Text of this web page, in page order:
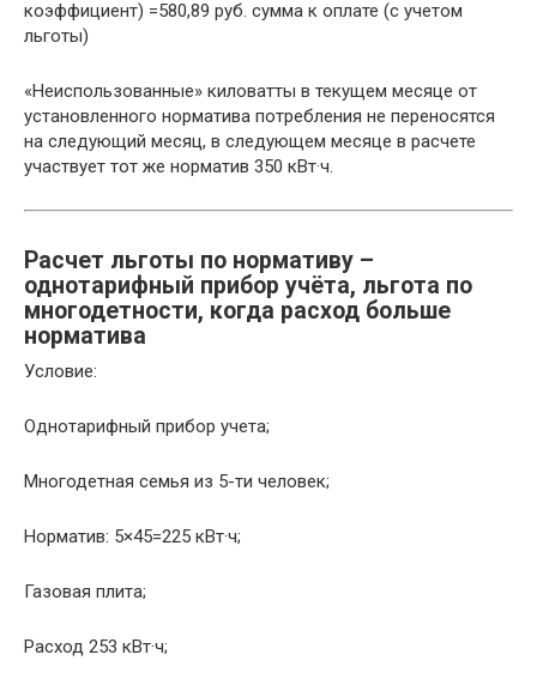
коэффициент) =580,89 руб. сумма к оплате (с учетом
льготы)
«Неиспользованные» киловатты в текущем месяце от
установленного норматива потребления не переносятся
на следующий месяц, в следующем месяце в расчете
участвует тот же норматив 350 кВт·ч.
Расчет льготы по нормативу –
однотарифный прибор учёта, льгота по
многодетности, когда расход больше
норматива
Условие:
Однотарифный прибор учета;
Многодетная семья из 5-ти человек;
Норматив: 5×45=225 кВт·ч;
Газовая плита;
Расход 253 кВт·ч;